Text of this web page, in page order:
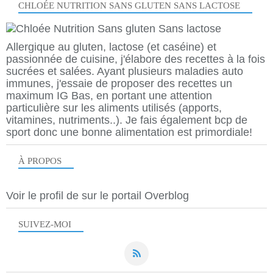
SUIVEZ-MOI
CHLOÉE NUTRITION SANS GLUTEN SANS LACTOSE
Allergique au gluten, lactose (et caséine) et
passionnée de cuisine, j'élabore des recettes à la fois
sucrées et salées. Ayant plusieurs maladies auto
immunes, j'essaie de proposer des recettes un
maximum IG Bas, en portant une attention
particulière sur les aliments utilisés (apports,
vitamines, nutriments..). Je fais également bcp de
sport donc une bonne alimentation est primordiale!
À PROPOS
Voir le profil de sur le portail Overblog